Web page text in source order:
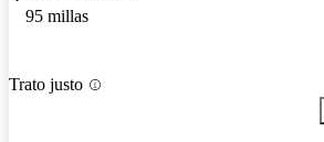
95 millas
Trato justo